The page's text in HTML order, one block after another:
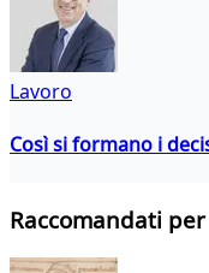
Lavoro
Così si formano i
Raccomandati